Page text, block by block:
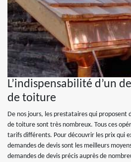
L’indispensabilité d’un
de toiture
De nos jours, les prestataires qui proposent
de toiture sont très nombreux. Tous ces
tarifs différents. Pour découvrir les prix qui
demandes de devis sont les meilleurs
demandes de devis précis auprès de